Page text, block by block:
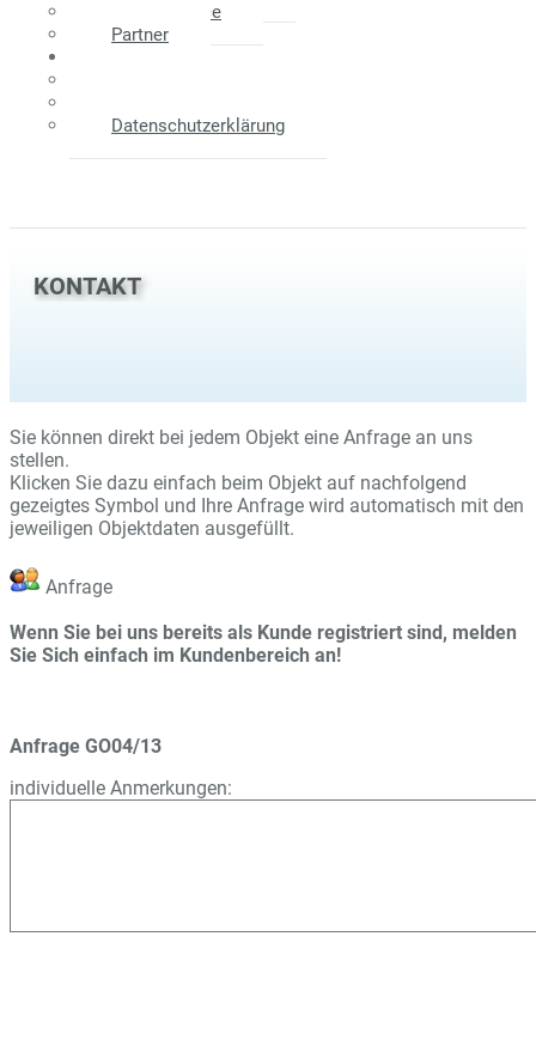
Unser Service
Partner
Datenschutzerklärung
KONTAKT
Sie können direkt bei jedem Objekt eine Anfrage an uns
stellen.
Klicken Sie dazu einfach beim Objekt auf nachfolgend
gezeigtes Symbol und Ihre Anfrage wird automatisch mit den
jeweiligen Objektdaten ausgefüllt.
Anfrage
Wenn Sie bei uns bereits als Kunde registriert sind, melden
Sie Sich einfach im Kundenbereich an!
Anfrage GO04/13
individuelle Anmerkungen: